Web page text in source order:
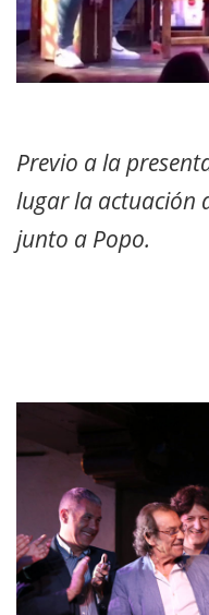
Previo a la
lugar la actuación
junto a Popo.